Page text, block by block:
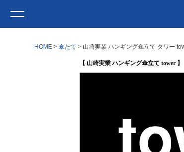
HOME 傘たて 山崎実業 ハンギング傘立て タワー
【 山崎実業 ハンギング傘立て tower 】